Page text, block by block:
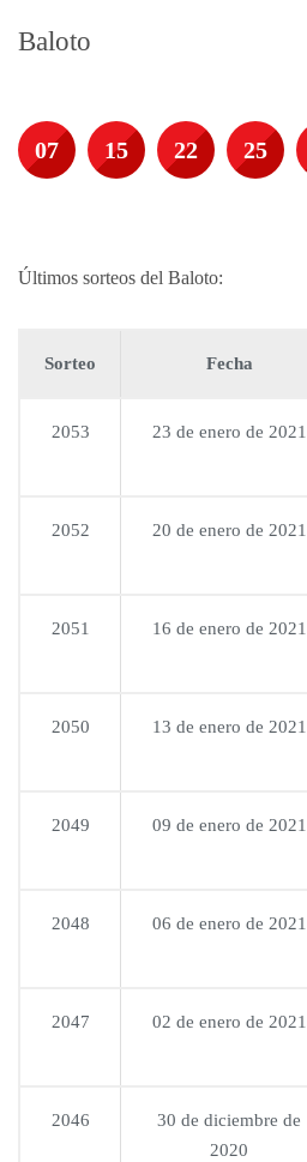
Baloto
07 15 22 25
Últimos sorteos del Baloto:
Sorteo Fecha
2053 23 de enero de 2021
2052 20 de enero de 2021
2051 16 de enero de 2021
2050 13 de enero de 2021
2049 09 de enero de 2021
2048 06 de enero de 2021
2047 02 de enero de 2021
2046
30 de diciembre de
2020